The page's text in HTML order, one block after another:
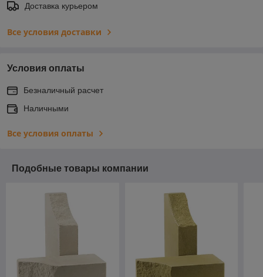
Доставка курьером
Все условия доставки
Условия оплаты
Безналичный расчет
Наличными
Все условия оплаты
Подобные товары компании